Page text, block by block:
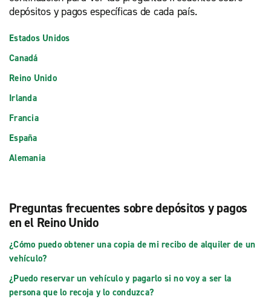
depósitos y pagos específicas de cada país.
Estados Unidos
Canadá
Reino Unido
Irlanda
Francia
España
Alemania
Preguntas frecuentes sobre depósitos y pagos
en el Reino Unido
¿Cómo puedo obtener una copia de mi recibo de alquiler de un
vehículo?
¿Puedo reservar un vehículo y pagarlo si no voy a ser la
persona que lo recoja y lo conduzca?